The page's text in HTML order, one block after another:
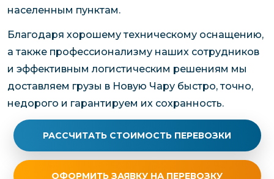
населенным пунктам.
Благодаря хорошему техническому оснащению,
а также профессионализму наших сотрудников
и эффективным логистическим решениям мы
доставляем грузы в Новую Чару быстро, точно,
недорого и гарантируем их сохранность.
РАССЧИТАТЬ СТОИМОСТЬ ПЕРЕВОЗКИ
ОФОРМИТЬ ЗАЯВКУ НА ПЕРЕВОЗКУ